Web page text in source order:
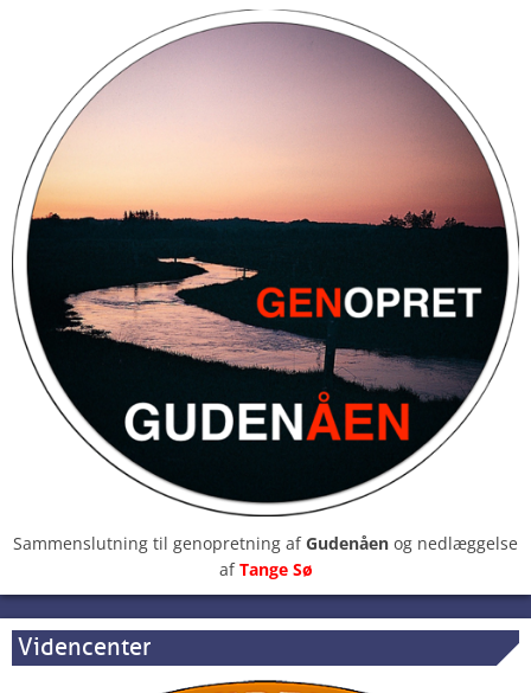
Sammenslutning til genopretning afGudenåen og nedlæggelse
afTange Sø
Videncenter